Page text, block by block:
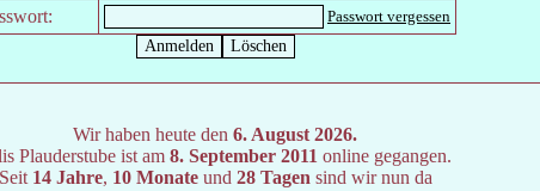
Passwort vergessen
Wir haben heute den 6. August 2026.
Plauderstube ist am 8. September 2011 online gegangen.
Seit 14 Jahre, 10 Monate und 28 Tagen sind wir nun da